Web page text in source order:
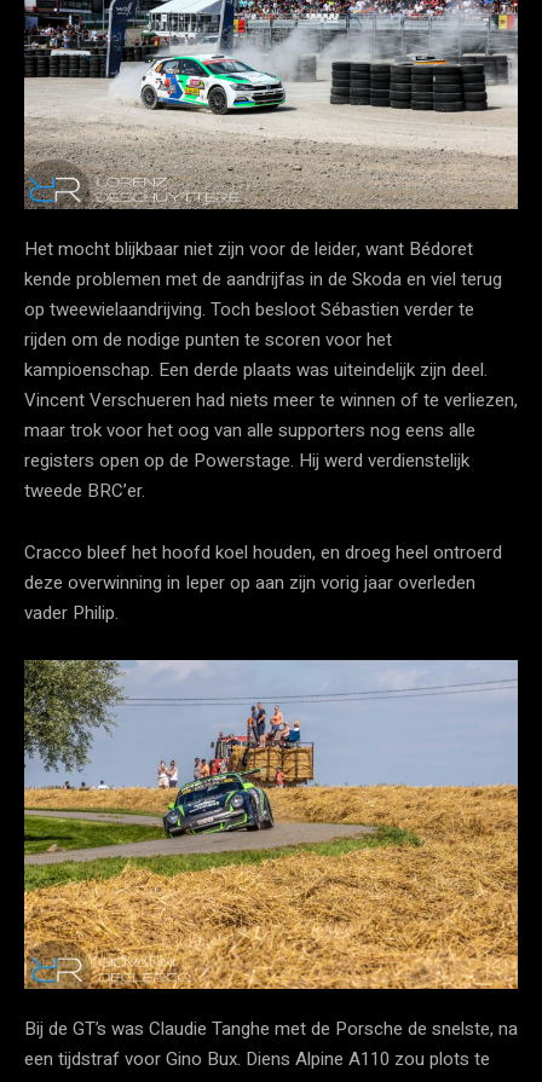
Het mocht blijkbaar niet zijn voor de leider, want Bédoret
kende problemen met de aandrijfas in de Skoda en viel terug
op tweewielaandrijving. Toch besloot Sébastien verder te
rijden om de nodige punten te scoren voor het
kampioenschap. Een derde plaats was uiteindelijk zijn deel.
Vincent Verschueren had niets meer te winnen of te verliezen,
maar trok voor het oog van alle supporters nog eens alle
registers open op de Powerstage. Hij werd verdienstelijk
tweede BRC’er.
Cracco bleef het hoofd koel houden, en droeg heel ontroerd
deze overwinning in Ieper op aan zijn vorig jaar overleden
vader Philip.
Bij de GT’s was Claudie Tanghe met de Porsche de snelste, na
een tijdstraf voor Gino Bux. Diens Alpine A110 zou plots te